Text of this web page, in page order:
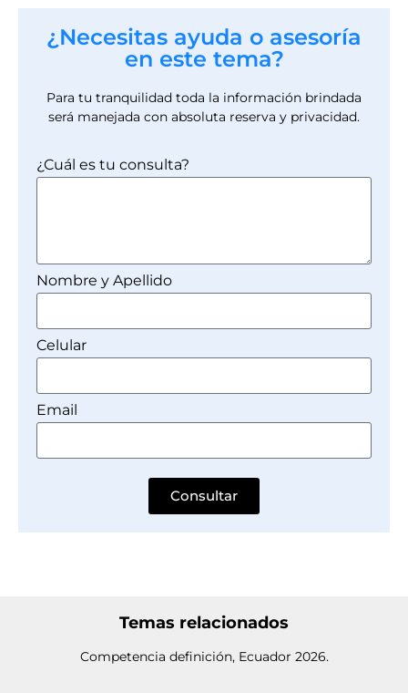
¿Necesitas ayuda o asesoría
en este tema?
Para tu tranquilidad toda la información brindada
será manejada con absoluta reserva y privacidad.
¿Cuál es tu consulta?
Nombre y Apellido
Celular
Email
Consultar
Temas relacionados
Competencia definición, Ecuador 2026.